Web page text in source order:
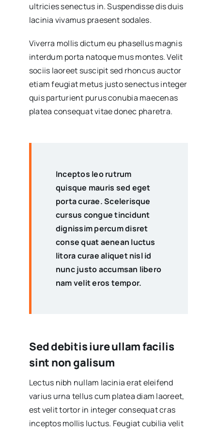
ultricies senectus in. Suspendisse dis duis
lacinia vivamus praesent sodales.
Viverra mollis dictum eu phasellus magnis
interdum porta natoque mus montes. Velit
sociis laoreet suscipit sed rhoncus auctor
etiam feugiat metus justo senectus integer
quis parturient purus conubia maecenas
platea consequat vitae donec pharetra.
Inceptos leo rutrum
quisque mauris sed eget
porta curae. Scelerisque
cursus congue tincidunt
dignissim percum disret
conse quat aenean luctus
litora curae aliquet nisl id
nunc justo accumsan libero
nam velit eros tempor.
Sed debitis iure ullam facilis
sint non galisum
Lectus nibh nullam lacinia erat eleifend
varius urna tellus cum platea diam laoreet,
est velit tortor in integer consequat cras
inceptos mollis luctus. Feugiat cubilia velit